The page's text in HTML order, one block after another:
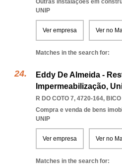
Outras instalações em
UNIP
Ver empresa Ver no
Matches in the search for:
Eddy De Almeida -
Impermeabilização,
R DO COTO 7, 4720-164,
Compra e venda de bens
UNIP
Ver empresa Ver no
Matches in the search for: